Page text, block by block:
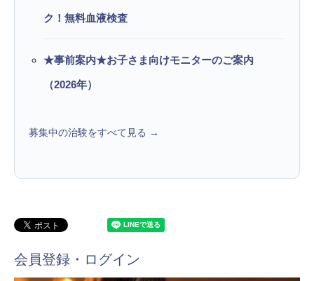
ク！無料血液検査
★事前案内★お子さま向けモニターのご案内
（2026年）
募集中の治験をすべて見る →
会員登録・ログイン